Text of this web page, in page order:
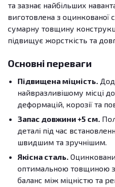
та зазнає найбільших
виготовлена з оцинкованої
сумарну товщину
підвищує жорсткість та
Основні переваги
Підвищена міцність.
найвразливішому місці
деформацій, корозії та
Запас довжини +5 см.
деталі під час
швидшим та зручнішим.
Якісна сталь.
оптимальною товщиною
баланс між міцністю та